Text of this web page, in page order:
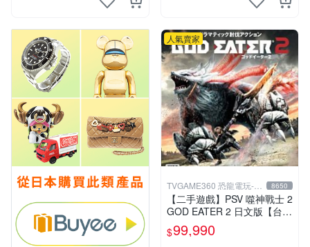
人氣賣家
TVGAME360 恐龍電玩-台
中店
8650
【二手遊戲】PSV 噬神戰士 2
GOD EATER 2 日文版【台中
恐龍電玩】
$99,990